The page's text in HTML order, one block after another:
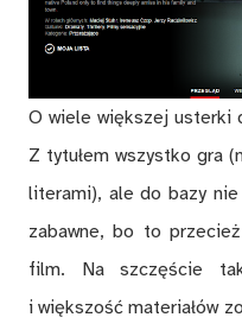
O wiele większej usterki
Z tytułem wszystko gra
literami), ale do bazy
zabawne, bo to
film. Na szczęście
i większość materiałów